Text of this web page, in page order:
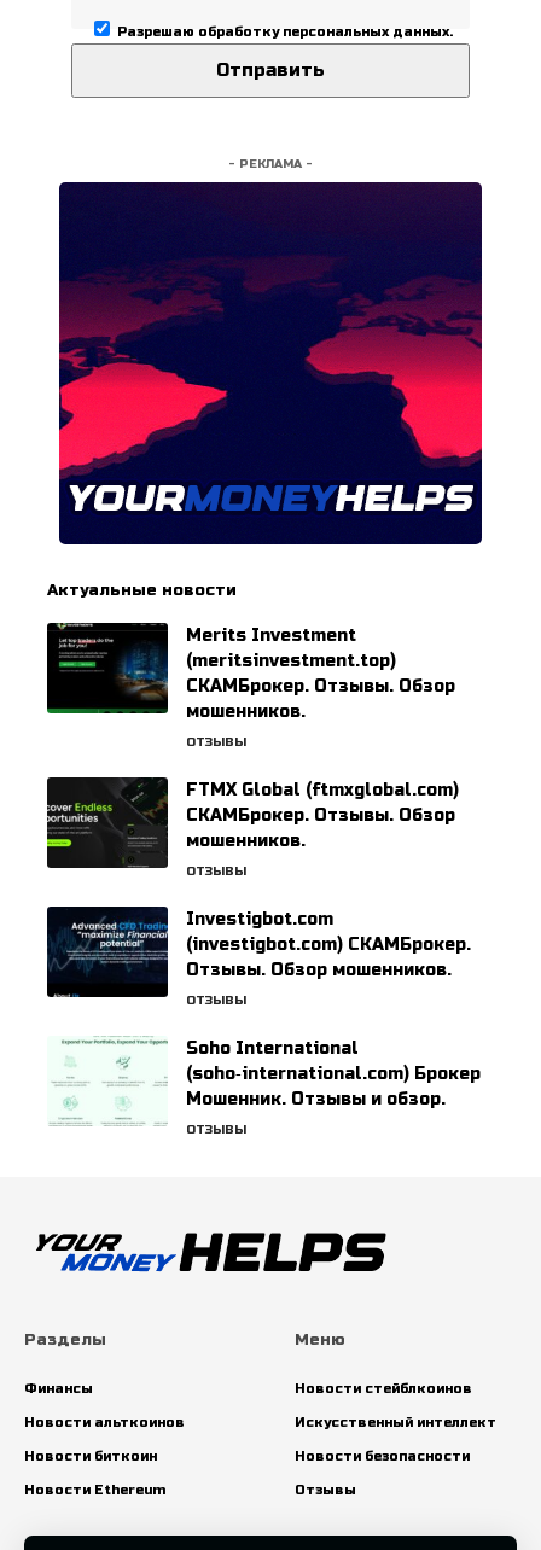
Разрешаю обработку персональных данных.
- РЕКЛАМА -
Актуальные новости
Merits Investment
(meritsinvestment.top)
СКАМБрокер. Отзывы. Обзор
мошенников.
ОТЗЫВЫ
FTMX Global (ftmxglobal.com)
СКАМБрокер. Отзывы. Обзор
мошенников.
ОТЗЫВЫ
Investigbot.com
(investigbot.com) СКАМБрокер.
Отзывы. Обзор мошенников.
ОТЗЫВЫ
Soho International
(soho‑international.com) Брокер
Мошенник. Отзывы и обзор.
ОТЗЫВЫ
Разделы
Финансы
Новости альткоинов
Новости биткоин
Новости Ethereum
Меню
Новости стейблкоинов
Искусственный интеллект
Новости безопасности
Отзывы